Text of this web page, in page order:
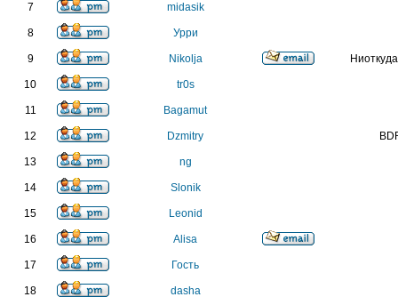
7 midasik
8 Урри
9 Nikolja
10 tr0s
11 Bagamut
12 Dzmitry
13 ng
14 Slonik
15 Leonid
16 Alisa
17 Гость
18 dasha